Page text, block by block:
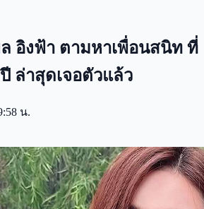
อิงฟ้า ตามหาเพื่อนสนิท ที่
ล่าสุดเจอตัวแล้ว
น.